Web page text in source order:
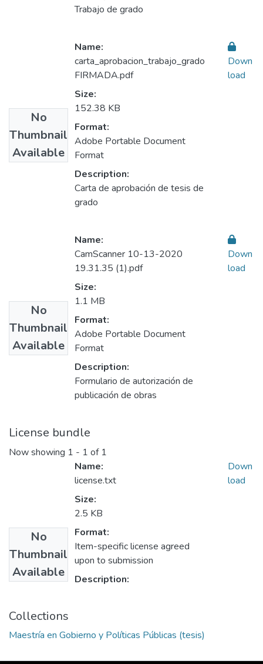
Trabajo de grado
No
Thumbnail
Available
Name:
carta_aprobacion_trabajo_grado
FIRMADA.pdf
Size:
152.38 KB
Format:
Adobe Portable Document
Format
Description:
Carta de aprobación de tesis de
grado
Down
load
No
Thumbnail
Available
Name:
CamScanner 10-13-2020
19.31.35 (1).pdf
Size:
1.1 MB
Format:
Adobe Portable Document
Format
Description:
Formulario de autorización de
publicación de obras
Down
load
License bundle
Now showing 1 - 1 of 1
No
Thumbnail
Available
Name:
license.txt
Size:
2.5 KB
Format:
Item-specific license agreed
upon to submission
Description:
Down
load
Collections
Maestría en Gobierno y Políticas Públicas (tesis)